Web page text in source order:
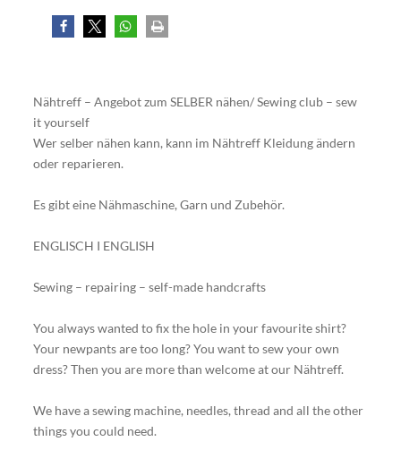
Nähtreff – Angebot zum SELBER nähen/ Sewing club – sew
it yourself
Wer selber nähen kann, kann im Nähtreff Kleidung ändern
oder reparieren.
Es gibt eine Nähmaschine, Garn und Zubehör.
ENGLISCH I ENGLISH
Sewing – repairing – self-made handcrafts
You always wanted to fix the hole in your favourite shirt?
Your newpants are too long? You want to sew your own
dress? Then you are more than welcome at our Nähtreff.
We have a sewing machine, needles, thread and all the other
things you could need.